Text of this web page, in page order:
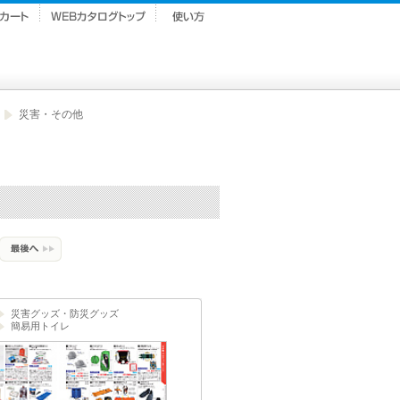
災害・その他
災害グッズ・防災グッズ
簡易用トイレ